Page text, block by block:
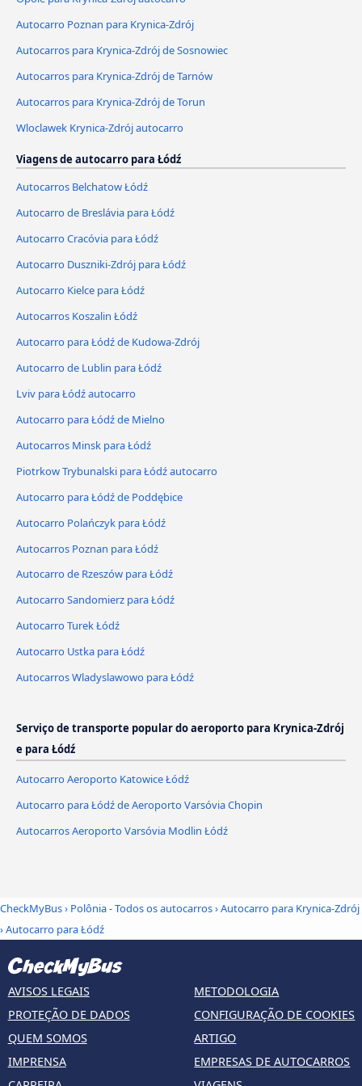
Autocarro Poznan para Krynica-Zdrój
Autocarros para Krynica-Zdrój de Sosnowiec
Autocarros para Krynica-Zdrój de Tarnów
Autocarros para Krynica-Zdrój de Torun
Wloclawek Krynica-Zdrój autocarro
Viagens de autocarro para Łódź
Autocarros Belchatow Łódź
Autocarro de Breslávia para Łódź
Autocarro Cracóvia para Łódź
Autocarro Duszniki-Zdrój para Łódź
Autocarro Kielce para Łódź
Autocarros Koszalin Łódź
Autocarro para Łódź de Kudowa-Zdrój
Autocarro de Lublin para Łódź
Lviv para Łódź autocarro
Autocarro para Łódź de Mielno
Autocarros Minsk para Łódź
Piotrkow Trybunalski para Łódź autocarro
Autocarro para Łódź de Poddębice
Autocarro Polańczyk para Łódź
Autocarros Poznan para Łódź
Autocarro de Rzeszów para Łódź
Autocarro Sandomierz para Łódź
Autocarro Turek Łódź
Autocarro Ustka para Łódź
Autocarros Wladyslawowo para Łódź
Serviço de transporte popular do aeroporto para Krynica-Zdrój
e para Łódź
Autocarro Aeroporto Katowice Łódź
Autocarro para Łódź de Aeroporto Varsóvia Chopin
Autocarros Aeroporto Varsóvia Modlin Łódź
CheckMyBus› Polônia - Todos os autocarros›Autocarro para Krynica-Zdrój
›Autocarro para Łódź
AVISOS LEGAIS
PROTEÇÃO DE DADOS
QUEM SOMOS
IMPRENSA
METODOLOGIA
CONFIGURAÇÃO DE COOKIES
ARTIGO
EMPRESAS DE AUTOCARROS